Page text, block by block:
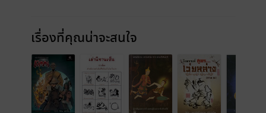
เรื่องที่คุณน่าจะสนใจ